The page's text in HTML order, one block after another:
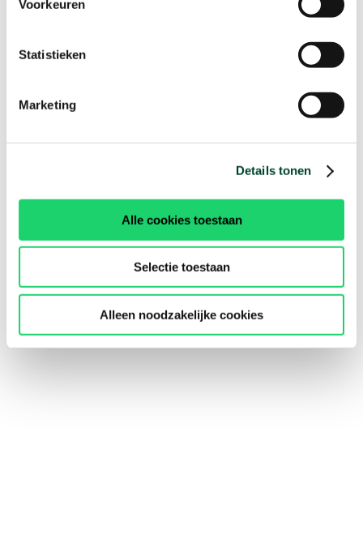
Voorkeuren
Statistieken
Marketing
Details tonen
Alle cookies toestaan
Selectie toestaan
Alleen noodzakelijke cookies